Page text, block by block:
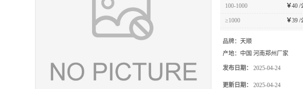
100-1000 ￥40 /
≥1000 ￥39 /
品牌： 天顺
产地： 中国 河南郑州厂家
发布日期： 2025-04-24
更新日期： 2025-04-24